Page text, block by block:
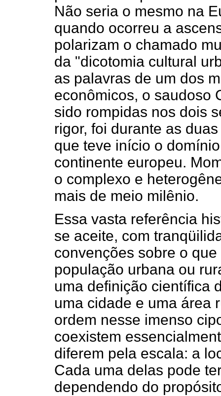
Não seria o mesmo na
quando ocorreu a
polarizam o chamado
da "dicotomia cultural
as palavras de um dos
econômicos, o saudoso
sido rompidas nos dois
rigor, foi durante as
que teve início o
continente europeu.
o complexo e
mais de meio milênio.
Essa vasta referência
se aceite, com
convenções sobre o
população urbana ou
uma definição científica
uma cidade e uma área
ordem nesse imenso
coexistem
diferem pela escala: a
Cada uma delas pode
dependendo do